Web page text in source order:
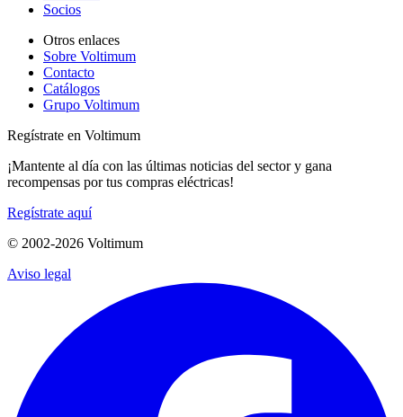
Socios
Otros enlaces
Sobre Voltimum
Contacto
Catálogos
Grupo Voltimum
Regístrate en Voltimum
¡Mantente al día con las últimas noticias del sector y gana
recompensas por tus compras eléctricas!
Regístrate aquí
© 2002-2026 Voltimum
Aviso legal